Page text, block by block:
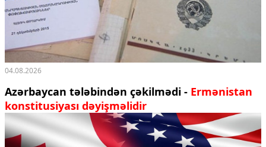
04.08.2026
Azərbaycan tələbindən çəkilmədi - Ermənistan
konstitusiyası dəyişməlidir